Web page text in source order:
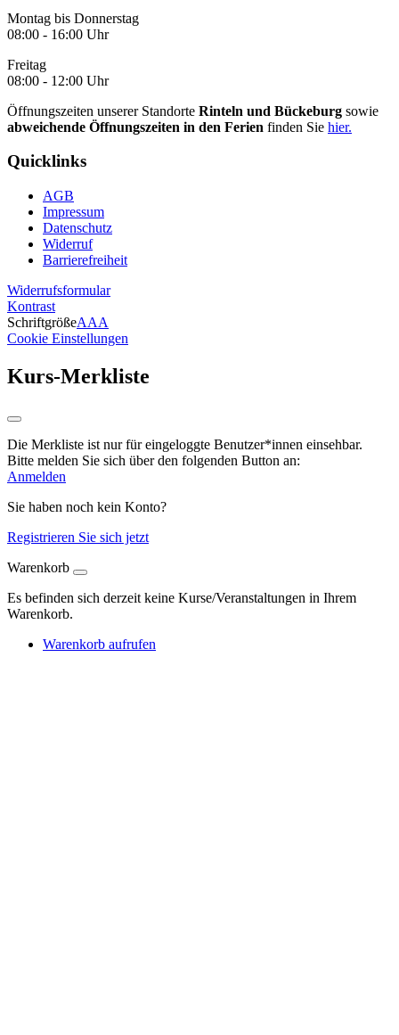
Montag bis Donnerstag
08:00 - 16:00 Uhr
Freitag
08:00 - 12:00 Uhr
Öffnungszeiten unserer Standorte Rinteln und Bückeburg sowie
abweichende Öffnungszeiten in den Ferien finden Sie hier.
Quicklinks
AGB
Impressum
Datenschutz
Widerruf
Barrierefreiheit
Widerrufsformular
Kontrast
SchriftgrößeAAA
Cookie Einstellungen
Kurs-Merkliste
Die Merkliste ist nur für eingeloggte Benutzer*innen einsehbar.
Bitte melden Sie sich über den folgenden Button an:
Anmelden
Sie haben noch kein Konto?
Registrieren Sie sich jetzt
Warenkorb
Es befinden sich derzeit keine Kurse/Veranstaltungen in Ihrem
Warenkorb.
Warenkorb aufrufen